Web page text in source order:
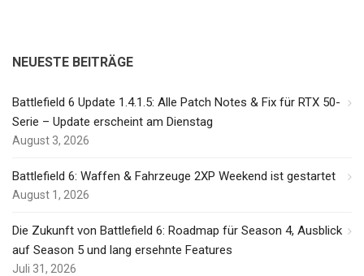
NEUESTE BEITRÄGE
Battlefield 6 Update 1.4.1.5: Alle Patch Notes & Fix für RTX 50-
Serie – Update erscheint am Dienstag
August 3, 2026
Battlefield 6: Waffen & Fahrzeuge 2XP Weekend ist gestartet
August 1, 2026
Die Zukunft von Battlefield 6: Roadmap für Season 4, Ausblick
auf Season 5 und lang ersehnte Features
Juli 31, 2026